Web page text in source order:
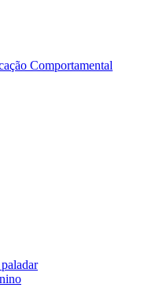
Comportamental